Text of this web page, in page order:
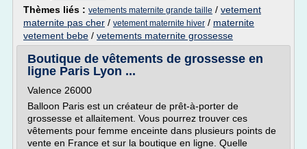
Thèmes liés : vetements maternite grande taille / vetement
maternite pas cher / vetement maternite hiver / maternite
vetement bebe / vetements maternite grossesse
Boutique de vêtements de grossesse en
ligne Paris Lyon ...
Valence 26000
Balloon Paris est un créateur de prêt-à-porter de
grossesse et allaitement. Vous pourrez trouver ces
vêtements pour femme enceinte dans plusieurs points de
vente en France et sur la boutique en ligne. Quelle